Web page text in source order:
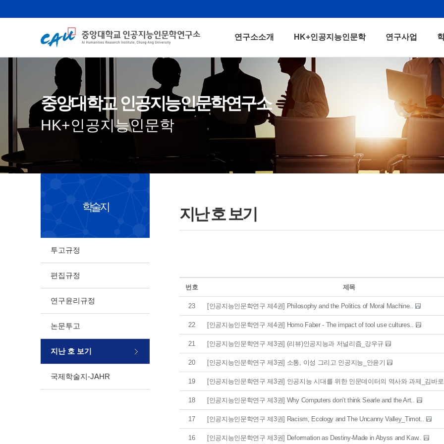
연구소소개 HK+인공지능인문학 연구사업
중앙대학교 인공지능인문학연구소
HK+인공지능인문학
학술지
투고규정
편집규정
연구윤리규정
논문투고
지난 호 보기
국제학술지-JAHR
지난 호 보기
번호 제목
23 [인공지능인문학연구 제4권] Philosophy and the Politics of Moral Machine..
22 [인공지능인문학연구 제4권] Homo Faber - The impact of tool use cultures..
21 [인공지능인문학연구 제3권] (리뷰)인공지능과 저널리즘_강우규
20 [인공지능인문학연구 제3권] 소통, 이성 그리고 인공지능_안윤기
19 [인공지능인문학연구 제3권] 인공지능 시대를 위한 인문데이터의 역사와 과제_김바
18 [인공지능인문학연구 제3권] Why Computers don’t think Searle and the Art..
17 [인공지능인문학연구 제3권] Racism, Ecology and The Uncanny Valley_Timot..
16 [인공지능인문학연구 제3권] Deformation as Destiny-Made in Abyss and Kaw..